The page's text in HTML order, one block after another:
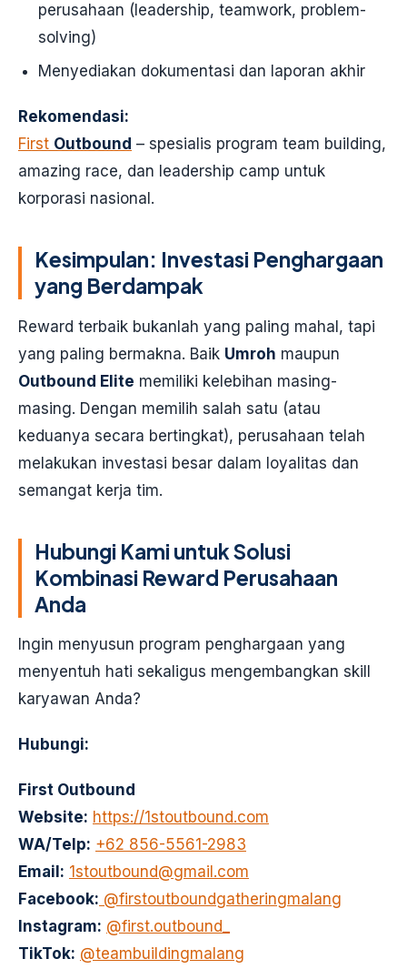
perusahaan (leadership, teamwork, problem-
solving)
Menyediakan dokumentasi dan laporan akhir
Rekomendasi:
First Outbound – spesialis program team building,
amazing race, dan leadership camp untuk
korporasi nasional.
Kesimpulan: Investasi Penghargaan
yang Berdampak
Reward terbaik bukanlah yang paling mahal, tapi
yang paling bermakna. Baik Umroh maupun
Outbound Elite memiliki kelebihan masing-
masing. Dengan memilih salah satu (atau
keduanya secara bertingkat), perusahaan telah
melakukan investasi besar dalam loyalitas dan
semangat kerja tim.
Hubungi Kami untuk Solusi
Kombinasi Reward Perusahaan
Anda
Ingin menyusun program penghargaan yang
menyentuh hati sekaligus mengembangkan skill
karyawan Anda?
Hubungi:
First Outbound
Website: https://1stoutbound.com
WA/Telp: +62 856-5561-2983
Email: 1stoutbound@gmail.com
Facebook: @firstoutboundgatheringmalang
Instagram: @first.outbound_
TikTok: @teambuildingmalang